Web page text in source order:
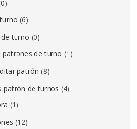
(6)
turno (0)
patrones de turno (1)
patrón (8)
patrón de turnos (4)
(1)
(12)